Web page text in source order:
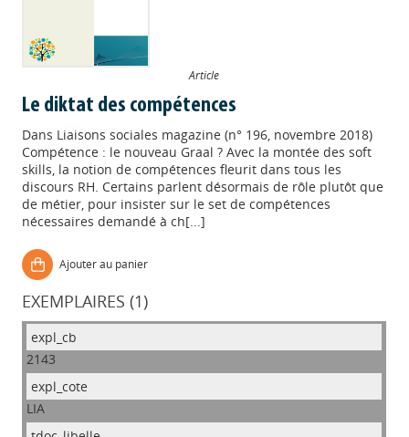
Article
Le diktat des compétences
Dans Liaisons sociales magazine (n° 196, novembre 2018)
Compétence : le nouveau Graal ? Avec la montée des soft
skills, la notion de compétences fleurit dans tous les
discours RH. Certains parlent désormais de rôle plutôt que
de métier, pour insister sur le set de compétences
nécessaires demandé à ch[...]
Ajouter au panier
EXEMPLAIRES (1)
2143
LIA